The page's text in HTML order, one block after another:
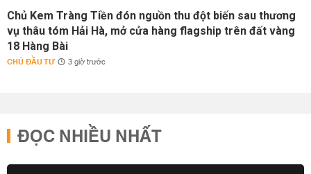
Chủ Kem Tràng Tiền đón nguồn thu đột biến sau thương
vụ thâu tóm Hải Hà, mở cửa hàng flagship trên đất vàng
18 Hàng Bài
CHỦ ĐẦU TƯ 3 giờ trước
ĐỌC NHIỀU NHẤT